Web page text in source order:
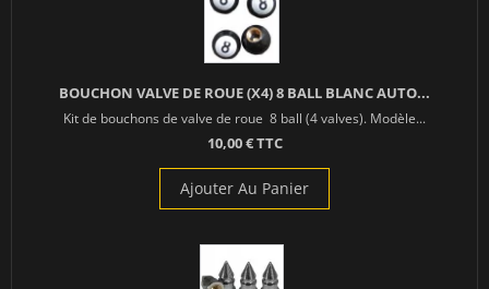
BOUCHON VALVE DE ROUE (X4) 8 BALL BLANC AUTO...
Kit de bouchons de valve de roue 8 ball (4 valves). Modèle...
10,00 € TTC
Ajouter Au Panier